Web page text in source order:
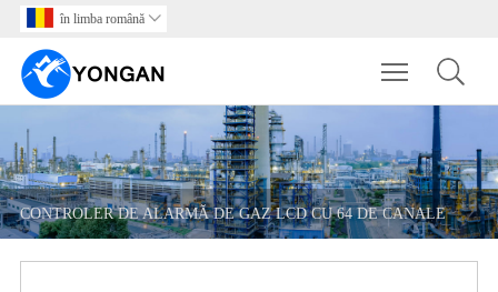
în limba română 
Toggle
CONTROLER DE ALARMĂ DE GAZ LCD CU 64 DE CANALE